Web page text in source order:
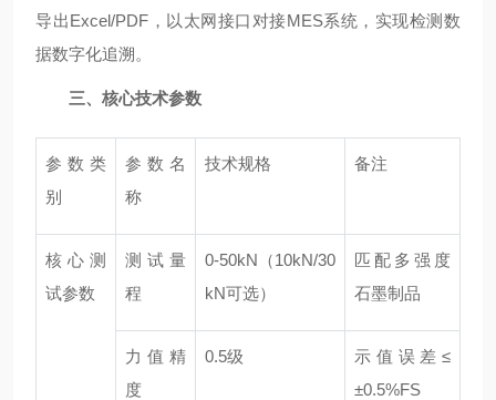
导出Excel/PDF，以太网接口对接MES系统，实现检测数
据数字化追溯。
三、核心技术参数
参数类
别
参数名
称
技术规格 备注
核心测
试参数
测试量
程
0-50kN（10kN/30
kN可选）
匹配多强度
石墨制品
力值精
度
0.5级
示值误差≤
±0.5%FS